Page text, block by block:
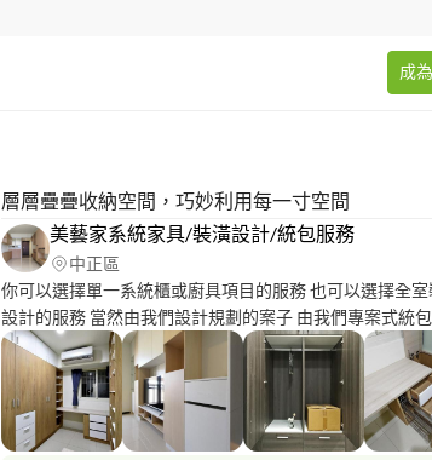
成
層層疊疊收納空間，巧妙利用每一寸空間
美藝家系統家具/裝潢設計/統包服務
中正區
你可以選擇單一系統櫃或廚具項目的服務 也可以選擇全
設計的服務 當然由我們設計規劃的案子 由我們專案式統包
最理想 公司成立10幾年來 一直秉持誠正信實的理念 還有
不絕的熱忱與專業 不斷的幫客戶解決他們遇到的問題 滿
空間的機能需求 建構屬於全家人的幸福空間